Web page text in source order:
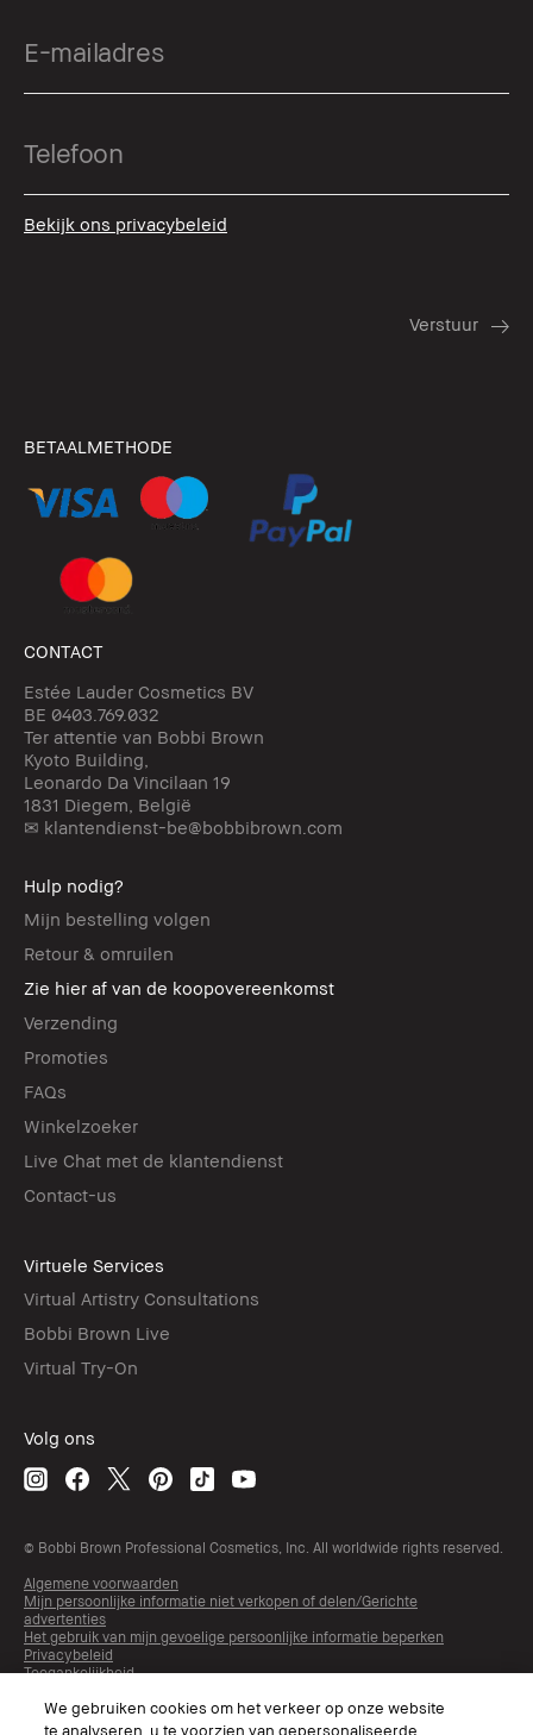
Bekijk ons privacybeleid
BETAALMETHODE
CONTACT
Estée Lauder Cosmetics BV
BE 0403.769.032
Ter attentie van Bobbi Brown
Kyoto Building,
Leonardo Da Vincilaan 19
1831 Diegem, België
✉ klantendienst-be@bobbibrown.com
Hulp nodig?
Mijn bestelling volgen
Retour & omruilen
Zie hier af van de koopovereenkomst
Verzending
Promoties
FAQs
Winkelzoeker
Live Chat met de klantendienst
Contact-us
Virtuele Services
Virtual Artistry Consultations
Bobbi Brown Live
Virtual Try-On
Volg ons
© Bobbi Brown Professional Cosmetics, Inc. All worldwide rights reserved.
Algemene voorwaarden
Mijn persoonlijke informatie niet verkopen of delen/Gerichte
advertenties
Het gebruik van mijn gevoelige persoonlijke informatie beperken
Privacybeleid
Toegankelijkheid
We gebruiken cookies om het verkeer op onze website
te analyseren, u te voorzien van gepersonaliseerde